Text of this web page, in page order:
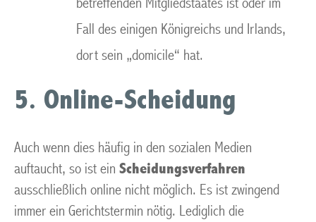
Fall des einigen Königreichs und Irlands,
dort sein „domicile“ hat.
5. Online-Scheidung
Auch wenn dies häufig in den sozialen Medien
auftaucht, so ist ein Scheidungsverfahren
ausschließlich online nicht möglich. Es ist zwingend
immer ein Gerichtstermin nötig. Lediglich die